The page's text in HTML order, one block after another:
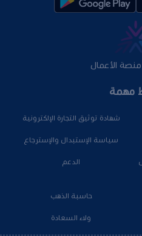
مهمة
شهادة توثيق التجارة الإلكترونية
سياسة الإستبدال والإسترجاع
الدعم
حاسبة الذهب
ولاء السعادة
الأعمال